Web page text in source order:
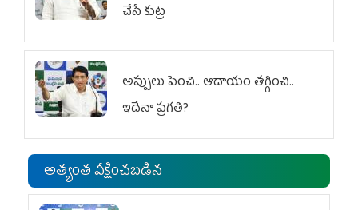
చేసే కుట్ర‌
అప్పులు పెంచి.. ఆదాయం తగ్గించి..
ఇదేనా ప్రగతి?
అత్యంత వీక్షించబడిన